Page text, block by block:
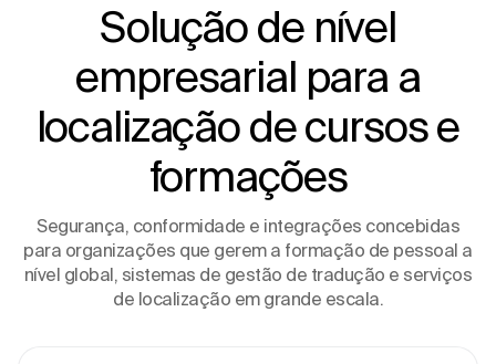
Solução de nível
empresarial para a
localização de cursos e
formações
Segurança, conformidade e integrações concebidas
para organizações que gerem a formação de pessoal a
nível global, sistemas de gestão de tradução e serviços
de localização em grande escala.